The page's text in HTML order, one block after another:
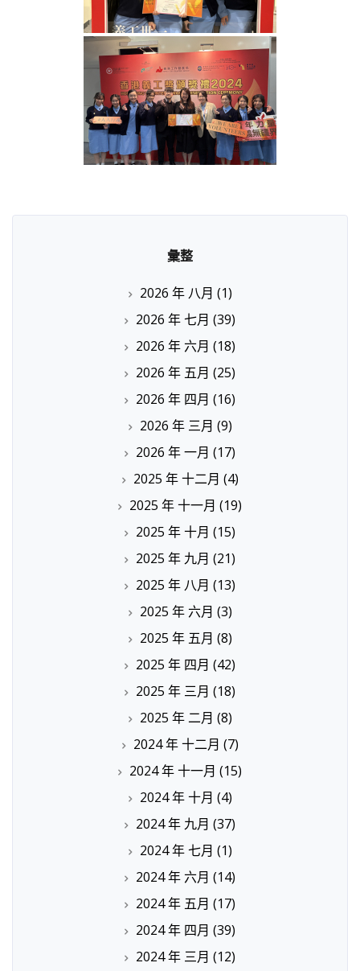
彙整
2026 年 八月 (1)
2026 年 七月 (39)
2026 年 六月 (18)
2026 年 五月 (25)
2026 年 四月 (16)
2026 年 三月 (9)
2026 年 一月 (17)
2025 年 十二月 (4)
2025 年 十一月 (19)
2025 年 十月 (15)
2025 年 九月 (21)
2025 年 八月 (13)
2025 年 六月 (3)
2025 年 五月 (8)
2025 年 四月 (42)
2025 年 三月 (18)
2025 年 二月 (8)
2024 年 十二月 (7)
2024 年 十一月 (15)
2024 年 十月 (4)
2024 年 九月 (37)
2024 年 七月 (1)
2024 年 六月 (14)
2024 年 五月 (17)
2024 年 四月 (39)
2024 年 三月 (12)